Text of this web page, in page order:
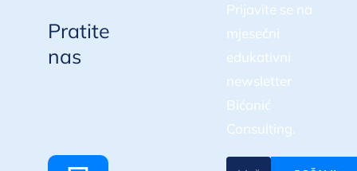
Pratite
nas
Prijavite se na
mjesečni
edukativni
newsletter
Bićanić
Consulting.